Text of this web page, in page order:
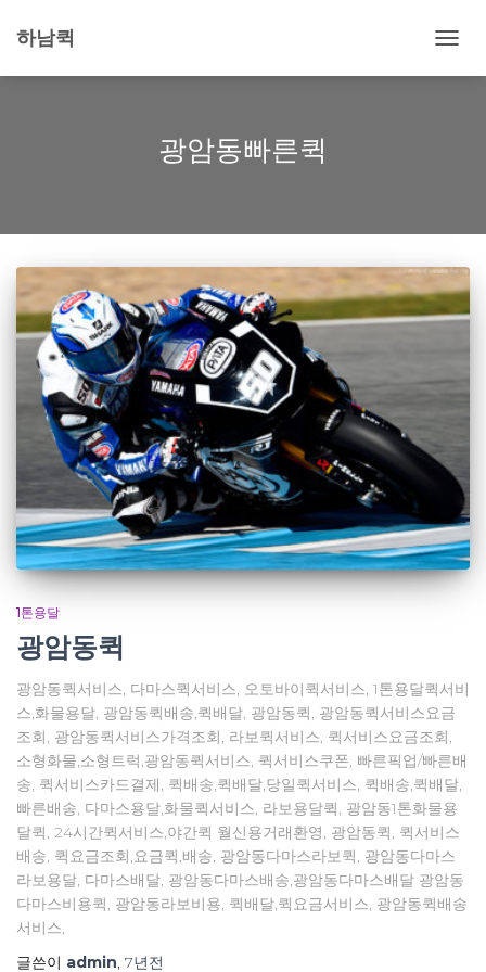
하남퀵
비
광암동빠른퀵
1톤용달
광암동퀵
광암동퀵서비스, 다마스퀵서비스, 오토바이퀵서비스, 1톤용달퀵서비
스,화물용달, 광암동퀵배송,퀵배달, 광암동퀵, 광암동퀵서비스요금
조회, 광암동퀵서비스가격조회, 라보퀵서비스, 퀵서비스요금조회,
소형화물,소형트럭,광암동퀵서비스, 퀵서비스쿠폰, 빠른픽업/빠른배
송, 퀵서비스카드결제, 퀵배송,퀵배달,당일퀵서비스, 퀵배송,퀵배달,
빠른배송, 다마스용달,화물퀵서비스, 라보용달퀵, 광암동1톤화물용
달퀵, 24시간퀵서비스,야간퀵 월신용거래환영, 광암동퀵, 퀵서비스
배송, 퀵요금조회,요금퀵,배송, 광암동다마스라보퀵, 광암동다마스
라보용달, 다마스배달, 광암동다마스배송,광암동다마스배달 광암동
다마스비용퀵, 광암동라보비용, 퀵배달,퀵요금서비스, 광암동퀵배송
서비스,
글쓴이 admin, 7년전